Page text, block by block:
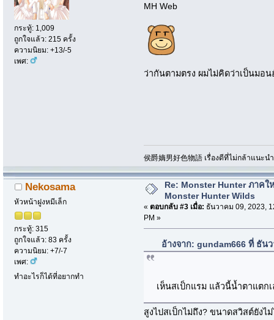
กระทู้: 1,009
ถูกใจแล้ว: 215 ครั้ง
ความนิยม: +13/-5
เพศ:
MH Web
ว่ากันตามตรง ผมไม่คิดว่าเป็นมอ
侯爵嫡男好色物語 เรื่องดีที่ไม่กล้าแนะน
Nekosama
หัวหน้าฝูงหมีเล็ก
กระทู้: 315
ถูกใจแล้ว: 83 ครั้ง
ความนิยม: +7/-7
เพศ:
ทำอะไรก็ได้ที่อยากทำ
Re: Monster Hunter ภาคใ
Monster Hunter Wilds
« ตอบกลับ #3 เมื่อ: ธันวาคม 09, 2023,
PM »
อ้างจาก: gundam666 ที่ ธัน
เห็นสเป็กแรม แล้วนี้น้ำตาแตก
สูงไปสเป็กไม่ถึง? ขนาดสวิสต์ยังไม่